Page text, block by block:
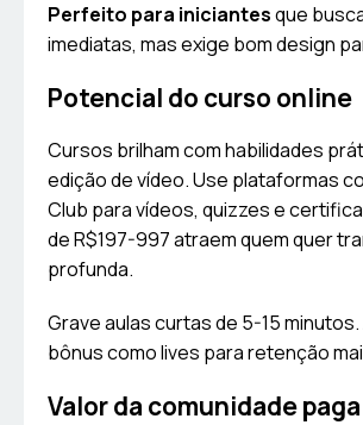
Perfeito para iniciantesque
imediatas, mas exige bom design
Potencial do curso online
Cursos brilham com habilidades
edição de vídeo. Use plataformas
Club para vídeos, quizzes e
de R$197-997 atraem quem quer
profunda.
Grave aulas curtas de 5-15
bônus como lives para retenção
Valor da comunidade paga